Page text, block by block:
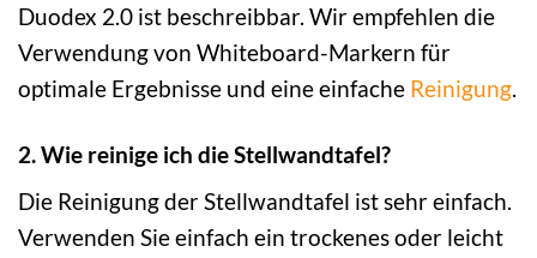
Duodex 2.0 ist beschreibbar. Wir empfehlen die
Verwendung von Whiteboard-Markern für
optimale Ergebnisse und eine einfache Reinigung.
2. Wie reinige ich die Stellwandtafel?
Die Reinigung der Stellwandtafel ist sehr einfach.
Verwenden Sie einfach ein trockenes oder leicht